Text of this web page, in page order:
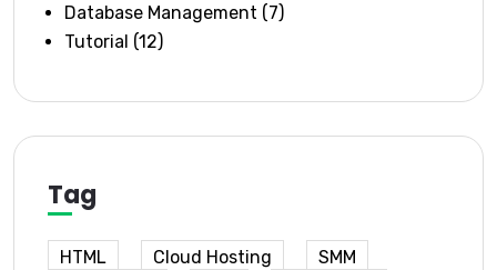
Database Management (7)
Tutorial (12)
Tag
HTML Cloud Hosting
SMM